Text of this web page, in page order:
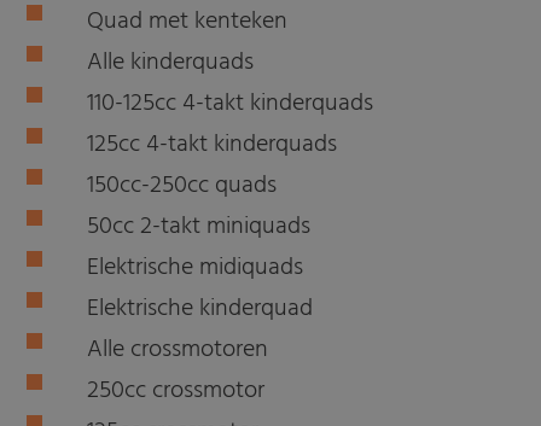
Quad met kenteken
Alle kinderquads
110-125cc 4-takt kinderquads
125cc 4-takt kinderquads
150cc-250cc quads
50cc 2-takt miniquads
Elektrische midiquads
Elektrische kinderquad
Alle crossmotoren
250cc crossmotor